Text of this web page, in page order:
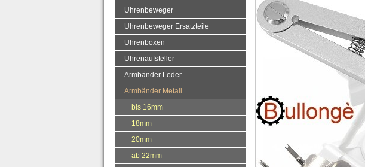
Uhrenbeweger
Uhrenbeweger Ersatzteile
Uhrenboxen
Uhrenaufsteller
Armbänder Leder
Armbänder Metall
bis 16mm
18mm
20mm
ab 22mm